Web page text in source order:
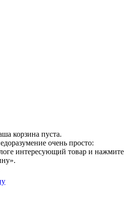
корзина пуста.
очень просто:
интересующий товар и нажмите